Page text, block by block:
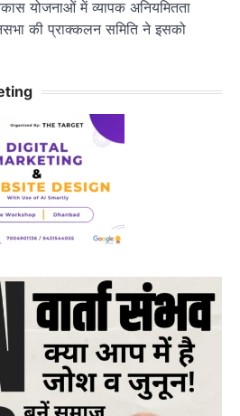
योजनाओं में व्यापक अनियमितता
की प्राक्कलन समिति ने इसको